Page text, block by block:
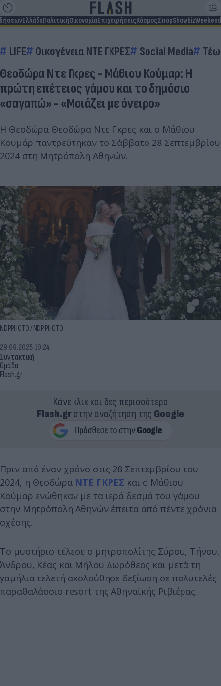
ΕλλάδαΠολιτικήΟικονομίαΕπιχειρήσειςΚόσμοςΣπορShowbizWeekend
LIFE Οικογένεια ΝΤΕ ΓΚΡΕΣ Social Media
Θεοδώρα Ντε Γκρες - Μάθιου Κούμαρ: Η
πρώτη επέτειος γάμου και το δημόσιο
«σαγαπώ» - «Μοιάζει με όνειρο»
Η Θεοδώρα Θεοδώρα Ντε Γκρες και ο Μάθιου
Κουμάρ παντρεύτηκαν το Σάββατο 28 Σεπτεμβρίου
2024 στη Μητρόπολη Αθηνών.
NDPPHOTO / NDP PHOTO
Συντακτική
Ομάδα
Flash.gr
29.09.2025 10:24
Κάνε κλικ και δες περισσότερο
Flash.grστην αναζήτηση της Google
Πριν από έναν χρόνο στις 28 Σεπτεμβρίου του
2024, η Θεοδώρα ΝΤΕ ΓΚΡΕΣ και ο Μάθιου
Κούμαρ ενώθηκαν με τα ιερά δεσμά του γάμου
στην Μητρόπολη Αθηνών έπειτα από πέντε χρόνια
σχέσης.
Το μυστήριο τέλεσε ο μητροπολίτης Σύρου, Τήνου,
Άνδρου, Κέας και Μήλου Δωρόθεος και μετά τη
γαμήλια τελετή ακολούθησε δεξίωση σε πολυτελές
παραθαλάσσιο resort της Αθηναϊκής Ριβιέρας.